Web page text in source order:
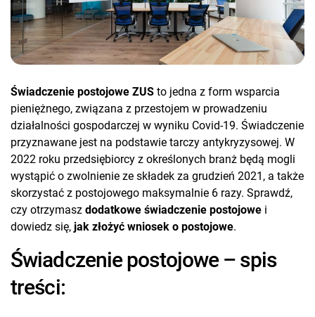
Świadczenie postojowe ZUS to jedna z form wsparcia
pieniężnego, związana z przestojem w prowadzeniu
działalności gospodarczej w wyniku Covid-19. Świadczenie
przyznawane jest na podstawie tarczy antykryzysowej. W
2022 roku przedsiębiorcy z określonych branż będą mogli
wystąpić o zwolnienie ze składek za grudzień 2021, a także
skorzystać z postojowego maksymalnie 6 razy. Sprawdź,
czy otrzymasz dodatkowe świadczenie postojowe i
dowiedz się, jak złożyć wniosek o postojowe.
Świadczenie postojowe – spis
treści: